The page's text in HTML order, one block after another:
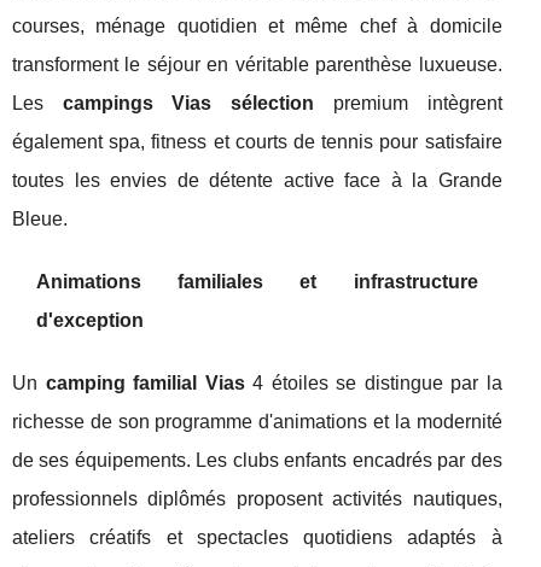
courses, ménage quotidien et même chef à domicile
transforment le séjour en véritable parenthèse luxueuse.
Les campings Vias sélection premium intègrent
également spa, fitness et courts de tennis pour satisfaire
toutes les envies de détente active face à la Grande
Bleue.
Animations familiales et infrastructure
d'exception
Un camping familial Vias4 étoiles se distingue par la
richesse de son programme d'animations et la modernité
de ses équipements. Les clubs enfants encadrés par des
professionnels diplômés proposent activités nautiques,
ateliers créatifs et spectacles quotidiens adaptés à